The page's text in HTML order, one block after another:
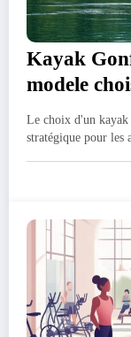
Kayak
modele
complete
Le choix d'un kayak
stratégique pour les